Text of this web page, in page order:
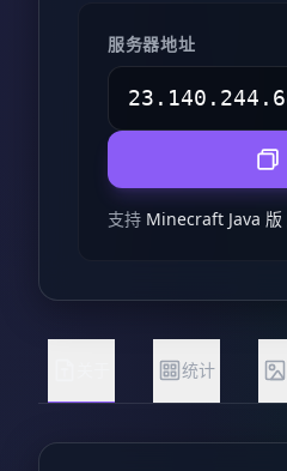
服务器地址
支持 Minecraft Java 版
统计